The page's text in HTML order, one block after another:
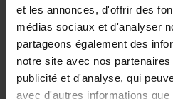
et les annonces, d'offrir des
médias sociaux et d'analyser
partageons également des
notre site avec nos
publicité et d'analyse, qui
avec d'autres informations
douceur de vivre de
Baracoa et de Santiago
de Cuba pour un voyage
en roue libre sur cette île
unique.